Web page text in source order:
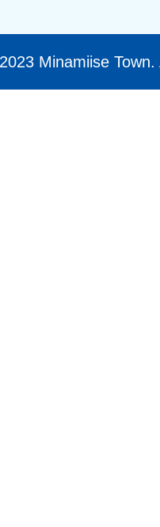
Minamiise